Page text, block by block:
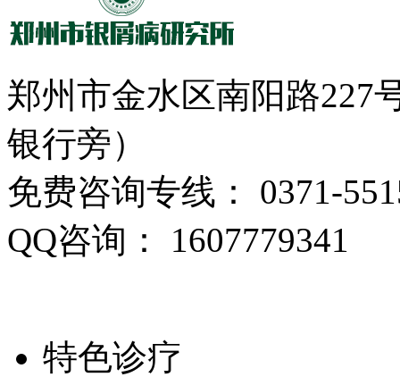
郑州市金水区南阳路227
银行旁）
免费咨询专线： 0371-
QQ咨询： 1607779341
特色诊疗